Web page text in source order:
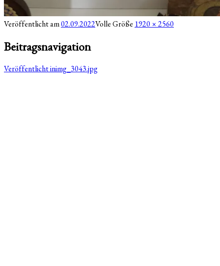
Veröffentlicht am02.09.2022Volle Größe 1920 × 2560
Beitragsnavigation
Veröffentlicht inimg_3043.jpg